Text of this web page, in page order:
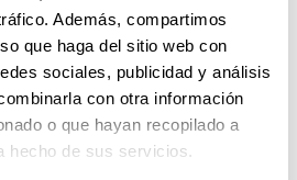
Además, compartimos
que haga del sitio web con
sociales, publicidad y análisis
con otra información
o que hayan recopilado a
hecho de sus servicios.
und Ankern